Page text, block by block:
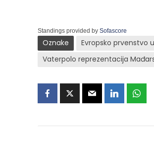
Standings provided by Sofascore
Oznake Evropsko prvenstvo
Vaterpolo reprezentacija